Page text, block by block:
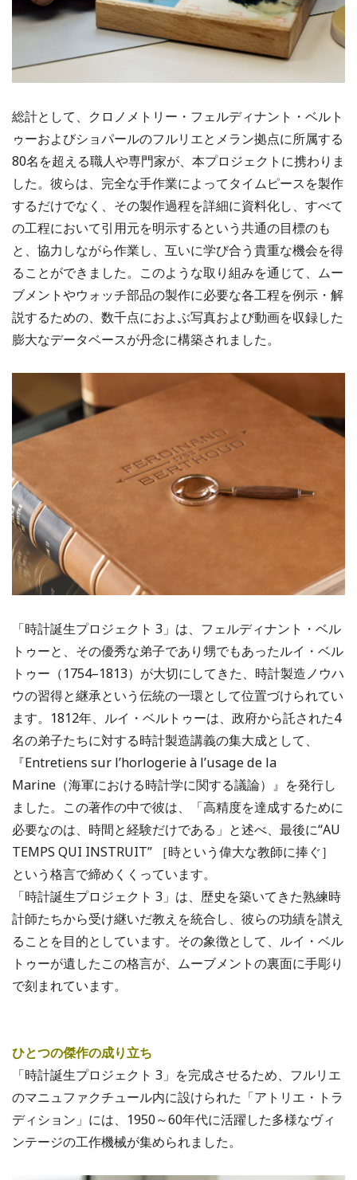
総計として、クロノメトリー・フェルディナント・ベルト
ゥーおよびショパールのフルリエとメラン拠点に所属する
80名を超える職人や専門家が、本プロジェクトに携わりま
した。彼らは、完全な手作業によってタイムピースを製作
するだけでなく、その製作過程を詳細に資料化し、すべて
の工程において引用元を明示するという共通の目標のも
と、協力しながら作業し、互いに学び合う貴重な機会を得
ることができました。このような取り組みを通じて、ムー
ブメントやウォッチ部品の製作に必要な各工程を例示・解
説するための、数千点におよぶ写真および動画を収録した
膨大なデータベースが丹念に構築されました。
「時計誕生プロジェクト 3」は、フェルディナント・ベル
トゥーと、その優秀な弟子であり甥でもあったルイ・ベル
トゥー（1754–1813）が大切にしてきた、時計製造ノウハ
ウの習得と継承という伝統の一環として位置づけられてい
ます。1812年、ルイ・ベルトゥーは、政府から託された4
名の弟子たちに対する時計製造講義の集大成として、
『Entretiens sur l’horlogerie à l’usage de la
Marine（海軍における時計学に関する議論）』を発行し
ました。この著作の中で彼は、「高精度を達成するために
必要なのは、時間と経験だけである」と述べ、最後に“AU
TEMPS QUI INSTRUIT” ［時という偉大な教師に捧ぐ］
という格言で締めくくっています。
「時計誕生プロジェクト 3」は、歴史を築いてきた熟練時
計師たちから受け継いだ教えを統合し、彼らの功績を讃え
ることを目的としています。その象徴として、ルイ・ベル
トゥーが遺したこの格言が、ムーブメントの裏面に手彫り
で刻まれています。
ひとつの傑作の成り立ち
「時計誕生プロジェクト 3」を完成させるため、フルリエ
のマニュファクチュール内に設けられた「アトリエ・トラ
ディション」には、1950～60年代に活躍した多様なヴィ
ンテージの工作機械が集められました。